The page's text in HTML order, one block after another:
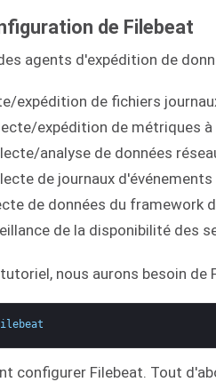
de Filebeat
agents d'expédition de
expédition de fichiers
expédition de métriques
analyse de données
de journaux
de données du framework
de la disponibilité des
nous aurons besoin
configurer Filebeat. Tout